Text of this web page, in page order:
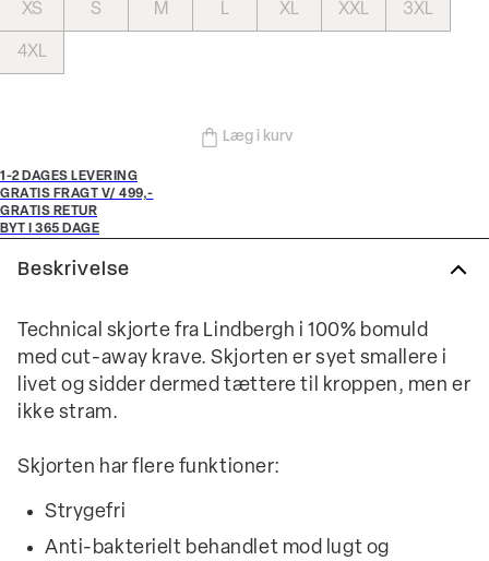
XS S M L XL XXL 3XL
4XL
Læg i kurv
1-2 DAGES LEVERING
GRATIS FRAGT V/ 499,-
GRATIS RETUR
BYT I 365 DAGE
Beskrivelse
Technical skjorte fra Lindbergh i 100% bomuld
med cut-away krave. Skjorten er syet smallere i
livet og sidder dermed tættere til kroppen, men er
ikke stram.
Skjorten har flere funktioner:
Strygefri
Anti-bakterielt behandlet mod lugt og